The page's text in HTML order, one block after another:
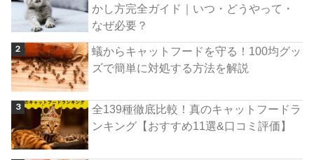
かし方完全ガイド｜いつ・どうやって・
なぜ必要？
蟻からキャットフードを守る！100均グッ
ズで簡単に対処する方法を解説
全139種徹底比較！真のキャットフードラ
ンキング【おすすめ11選&口コミ評価】